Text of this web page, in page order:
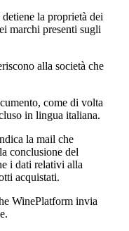
la proprietà dei
marchi presenti sugli
alla società che
come di volta
in lingua italiana.
la mail che
conclusione del
i dati relativi alla
acquistati.
WinePlatform invia